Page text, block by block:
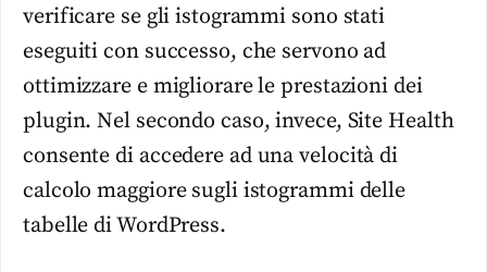
verificare se gli istogrammi sono stati
eseguiti con successo, che servono ad
ottimizzare e migliorare le prestazioni dei
plugin. Nel secondo caso, invece, Site Health
consente di accedere ad una velocità di
calcolo maggiore sugli istogrammi delle
tabelle di WordPress.